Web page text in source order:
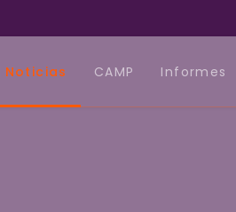
Noticias CAMP Informes